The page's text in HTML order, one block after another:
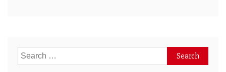
Search
for: